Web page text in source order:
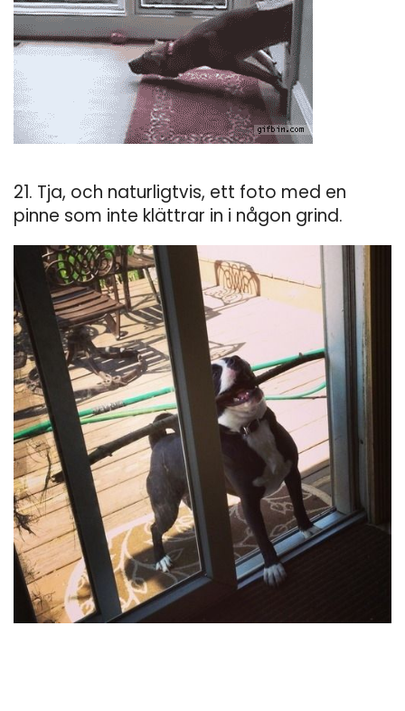
21. Tja, och naturligtvis, ett foto med en
pinne som inte klättrar in i någon grind.